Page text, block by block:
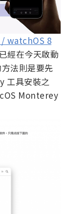
/ watchOS 8
經在今天啟動
方法則是要先
工具安裝之
Monterey